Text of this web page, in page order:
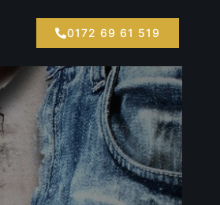
0172 69 61 519